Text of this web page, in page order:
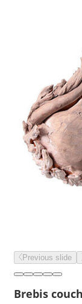
Previous slide
Brebis